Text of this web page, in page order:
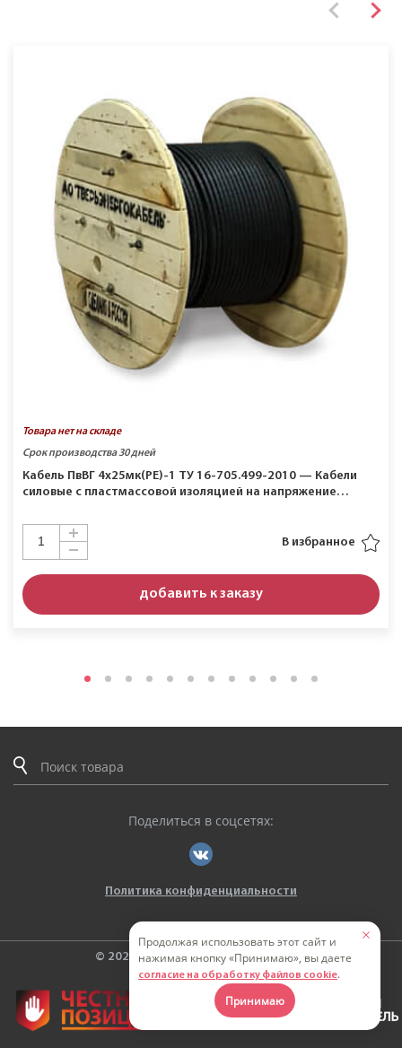
Товара нет на складе
Срок производства 30 дней
Кабель ПвВГ 4х25мк(PE)-1 ТУ 16-705.499-2010 — Кабели
силовые с пластмассовой изоляцией на напряжение…
В избранное
добавить к заказу
Поделиться в соцсетях:
Политика конфиденциальности
© 2026. ООО «ТВЕРЬЭНЕРГОКАБЕЛЬ»
Продолжая использовать этот сайт и
нажимая кнопку «Принимаю», вы даете
согласие на обработку файлов cookie.
Принимаю